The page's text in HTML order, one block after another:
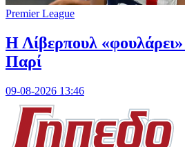
Premier League
Η Λίβερπουλ «φουλάρει»
Παρί
09-08-2026 13:46